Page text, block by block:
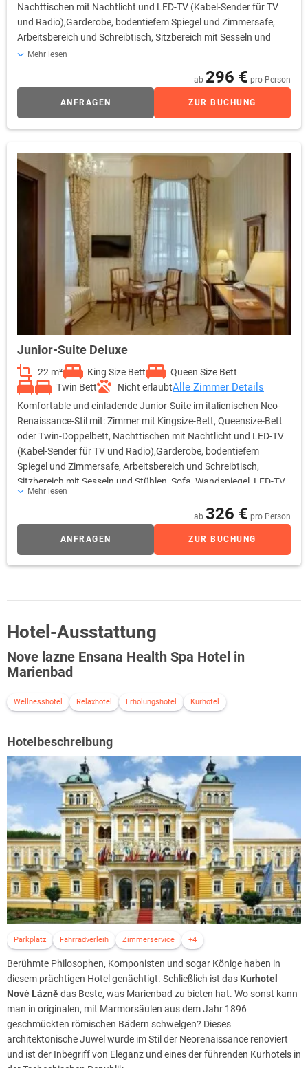
Nachttischen mit Nachtlicht und LED-TV (Kabel-Sender für TV
und Radio),Garderobe, bodentiefem Spiegel und Zimmersafe,
Arbeitsbereich und Schreibtisch, Sitzbereich mit Sesseln und
Stühlen, Sofa, Wandspiegel, LED-TV (Kabel-Sender für TV und
Kaffeezubereitungsmöglichkeiten, WLAN. En-suite-Badezimmer
mit Badewanne oder Dusche, WC, Bidet, zwei Waschbecken,
Bademantel, Frottee-Slippern und kostenlosen Pflegeprodukten.
Mehr lesen
ab 296 € pro Person
ANFRAGEN ZUR BUCHUNG
Junior-Suite Deluxe
22 m² King Size Bett
Queen Size Bett
Twin Bett
Nicht erlaubtAlle Zimmer Details
Komfortable und einladende Junior-Suite im italienischen Neo-
Renaissance-Stil mit: Zimmer mit Kingsize-Bett, Queensize-Bett
oder Twin-Doppelbett, Nachttischen mit Nachtlicht und LED-TV
(Kabel-Sender für TV und Radio),Garderobe, bodentiefem
Spiegel und Zimmersafe, Arbeitsbereich und Schreibtisch,
Sitzbereich mit Sesseln und Stühlen, Sofa, Wandspiegel, LED-TV
(Kabel-Sender für TV und Radio), Telefon, Kühlschrank mit
Minibar, Tee- und Kaffeezubereitungsmöglichkeiten, WLAN. En-
suite-Badezimmer mit Badewanne oder Dusche, WC, Bidet, zwei
Waschbecken, beleuchtetem Kosmetikspiegel, Haartrockner,
Handtüchern, Bademantel, Frottee-Slippern und kostenlosen
Mehr lesen
ab 326 € pro Person
ANFRAGEN ZUR BUCHUNG
Hotel-Ausstattung
Nove lazne Ensana Health Spa Hotel in
Marienbad
Wellnesshotel Relaxhotel Erholungshotel Kurhotel
Hotelbeschreibung
Parkplatz Fahrradverleih Zimmerservice +4
Berühmte Philosophen, Komponisten und sogar Könige haben in
diesem prächtigen Hotel genächtigt. Schließlich ist das Kurhotel
Nové Láznědas Beste, was Marienbad zu bieten hat. Wo sonst kann
man in originalen, mit Marmorsäulen aus dem Jahr 1896
geschmückten römischen Bädern schwelgen? Dieses
architektonische Juwel wurde im Stil der Neorenaissance renoviert
und ist der Inbegriff von Eleganz und eines der führenden Kurhotels in